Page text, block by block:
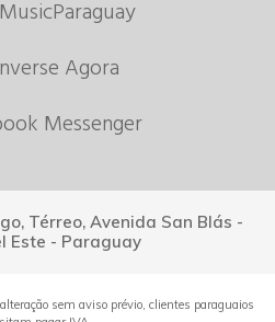
Agora
Messenger
Térreo, Avenida San Blás -
Este - Paraguay
sem aviso prévio, clientes paraguaios